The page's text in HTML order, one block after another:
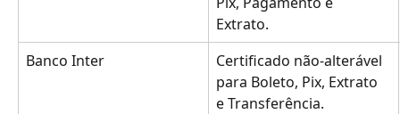
Extrato.
Banco Inter
Certificado não-alterável
para Boleto, Pix, Extrato
e Transferência.